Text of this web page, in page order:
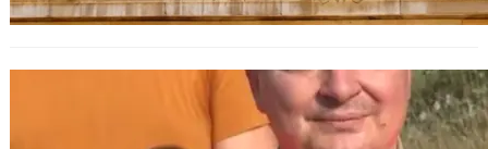
МЗХ: Ловните билети ще могат да се
издават онлайн